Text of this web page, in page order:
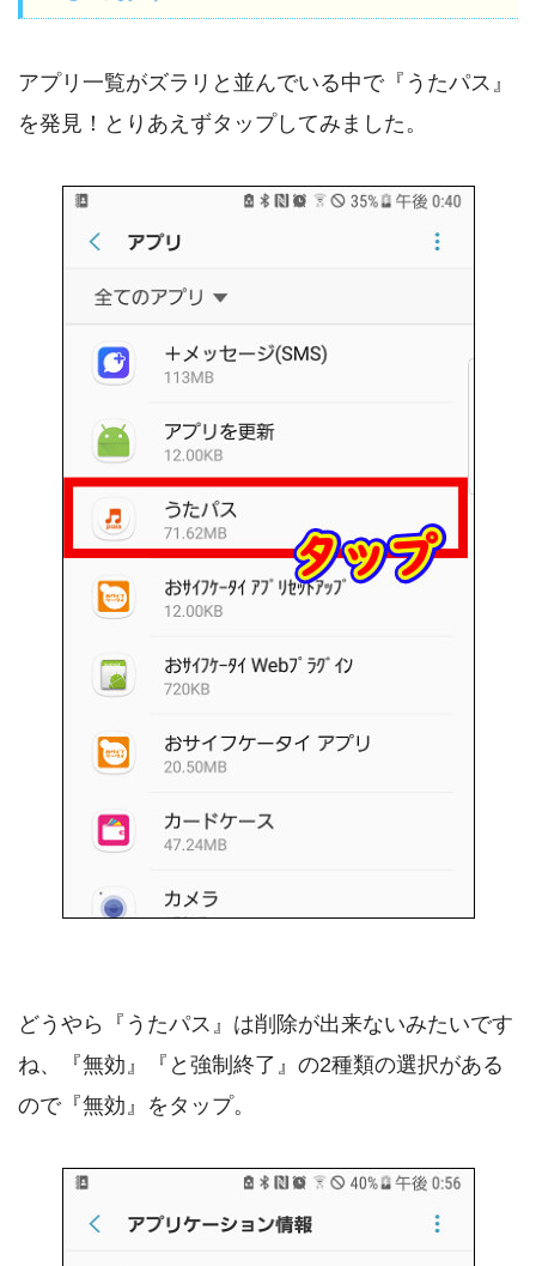
アプリ一覧がズラリと並んでいる中で『うたパス』
を発見！とりあえずタップしてみました。
どうやら『うたパス』は削除が出来ないみたいです
ね、『無効』『と強制終了』の2種類の選択がある
ので『無効』をタップ。